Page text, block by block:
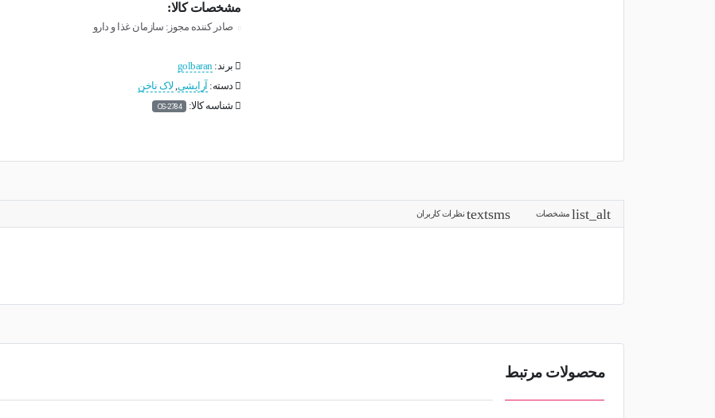
مشخصات کالا:
صادر کننده مجوز: سازمان غذا و دارو
برند:golbaran
دسته: آرایشی, لاک ناخن
شناسه کالا:
OS-2784
مشخصات نظرات کاربران
محصولات مرتبط